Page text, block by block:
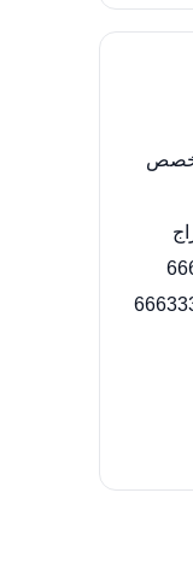
الكويت 66633305